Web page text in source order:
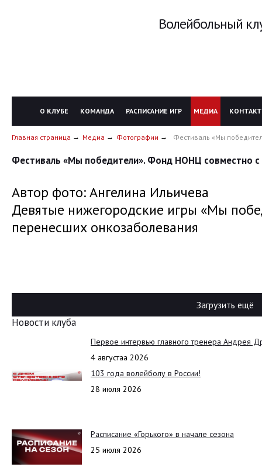
Волейбольный
О КЛУБЕ КОМАНДА РАСПИСАНИЕ ИГР МЕДИА
Главная страница Медиа Фотографии Фестиваль «Мы
Фестиваль «Мы победители». Фонд НОНЦ совместно
Автор фото: Ангелина Ильичева
Девятые нижегородские игры «Мы
перенесших онкозаболевания
Загрузить ещё
Новости клуба
Первое интервью главного тренера Андрея
4 августаа 2026
103 года волейболу в России!
28 июля 2026
Расписание «Горького» в начале сезона
25 июля 2026